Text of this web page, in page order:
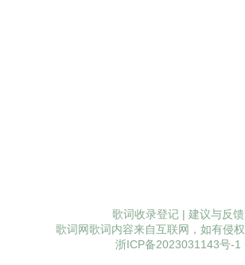
歌词收录登记 | 建议与反馈
歌词网歌词内容来自互联网，如有侵
浙ICP备2023031143号-1